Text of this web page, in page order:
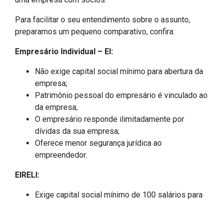
Para facilitar o seu entendimento sobre o assunto,
preparamos um pequeno comparativo, confira:
Empresário Individual – EI:
Não exige capital social mínimo para abertura da
empresa;
Patrimônio pessoal do empresário é vinculado ao
da empresa;
O empresário responde ilimitadamente por
dívidas da sua empresa;
Oferece menor segurança jurídica ao
empreendedor.
EIRELI:
Exige capital social mínimo de 100 salários para